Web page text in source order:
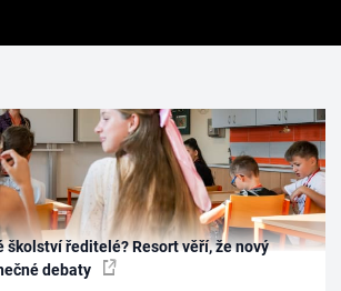
školství ředitelé? Resort věří, že nový
debaty